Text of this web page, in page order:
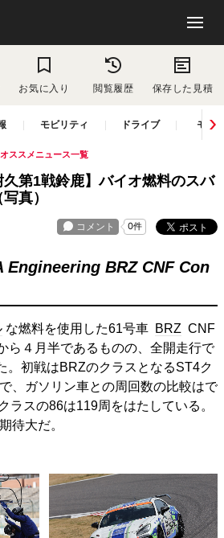
お気に入り 閲覧履歴 保存した見積
モビリティ ドライブ モー
ススメニュース一覧
久第1戦鈴鹿】バイオ燃料のスバ
真）
Engineering BRZ CNF Con
な燃料を使用した61号車 BRZ CNF
ら４月半であるものの、全開走行で
。初戦はBRZのクラスとなるST4ク
、ガソリン車との周回数の比較はで
ラスの86は119周をはたしている。
待大だ。